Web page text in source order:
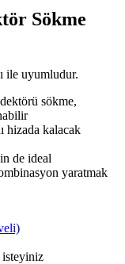
Sökme
ile uyumludur.
sökme,
hizada kalacak
de ideal
yaratmak